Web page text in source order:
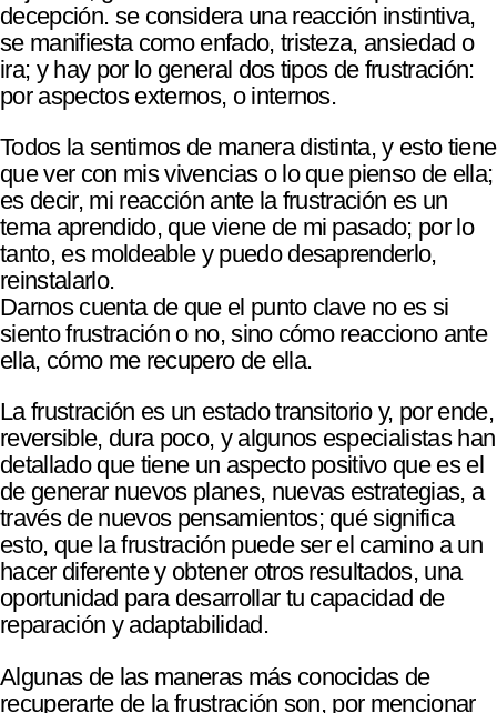
decepción. se considera una reacción instintiva,
se manifiesta como enfado, tristeza, ansiedad o
ira; y hay por lo general dos tipos de frustración:
por aspectos externos, o internos.
Todos la sentimos de manera distinta, y esto tiene
que ver con mis vivencias o lo que pienso de ella;
es decir, mi reacción ante la frustración es un
tema aprendido, que viene de mi pasado; por lo
tanto, es moldeable y puedo desaprenderlo,
reinstalarlo.
Darnos cuenta de que el punto clave no es si
siento frustración o no, sino cómo reacciono ante
ella, cómo me recupero de ella.
La frustración es un estado transitorio y, por ende,
reversible, dura poco, y algunos especialistas han
detallado que tiene un aspecto positivo que es el
de generar nuevos planes, nuevas estrategias, a
través de nuevos pensamientos; qué significa
esto, que la frustración puede ser el camino a un
hacer diferente y obtener otros resultados, una
oportunidad para desarrollar tu capacidad de
reparación y adaptabilidad.
Algunas de las maneras más conocidas de
recuperarte de la frustración son, por mencionar